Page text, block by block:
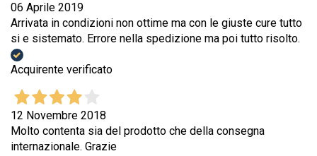
06 Aprile 2019
Arrivata in condizioni non ottime ma con le giuste cure tutto
si e sistemato. Errore nella spedizione ma poi tutto risolto.
Acquirente verificato
12 Novembre 2018
Molto contenta sia del prodotto che della consegna
internazionale. Grazie